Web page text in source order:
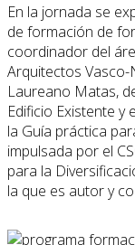
En la jornada se
de formación de
coordinador del
Arquitectos Vasco-
Laureano Matas,
Edificio Existente
la Guía práctica
impulsada por el
para la
la que es autor y